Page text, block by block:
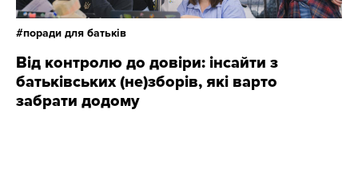
поради для батьків
Від контролю до довіри: інсайти з
батьківських (не)зборів, які варто
забрати додому